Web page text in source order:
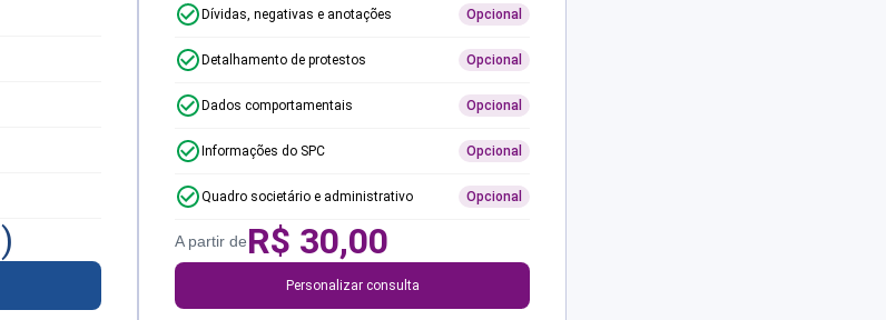
)
Dívidas, negativas e anotações Opcional
Detalhamento de protestos Opcional
Dados comportamentais Opcional
Informações do SPC Opcional
Quadro societário e administrativo Opcional
A partir deR$ 30,00
Personalizar consulta